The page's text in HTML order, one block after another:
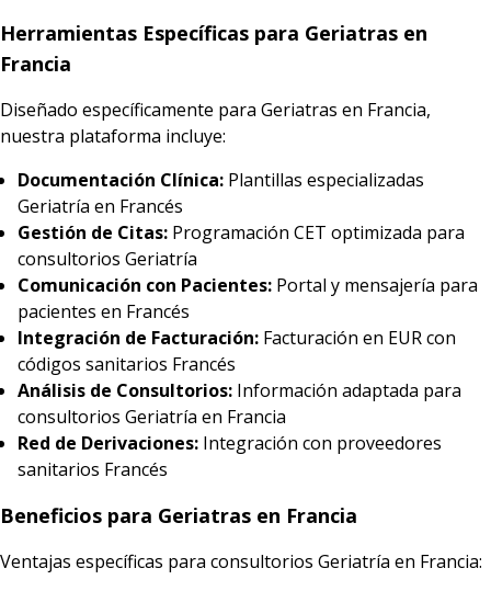
Herramientas Específicas para Geriatras en
Francia
Diseñado específicamente para Geriatras en Francia,
nuestra plataforma incluye:
Documentación Clínica: Plantillas especializadas
Geriatría en Francés
Gestión de Citas: Programación CET optimizada para
consultorios Geriatría
Comunicación con Pacientes: Portal y mensajería para
pacientes en Francés
Integración de Facturación: Facturación en EUR con
códigos sanitarios Francés
Análisis de Consultorios: Información adaptada para
consultorios Geriatría en Francia
Red de Derivaciones: Integración con proveedores
sanitarios Francés
Beneficios para Geriatras en Francia
Ventajas específicas para consultorios Geriatría en Francia: